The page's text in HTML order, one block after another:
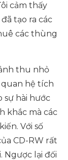
cảm thấy
tạo ra các
các thùng
thu nhỏ
hệ tích
sự hài hước
khắc mà các
Với số
CD-RW rất
Ngược lại đối